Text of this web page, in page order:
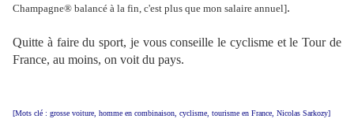
Champagne® balancé à la fin, c'est plus que mon salaire annuel].
Quitte à faire du sport, je vous conseille le cyclisme et le Tour de
France, au moins, on voit du pays.
[Mots clé : grosse voiture, homme en combinaison, cyclisme, tourisme en France, Nicolas Sarkozy]